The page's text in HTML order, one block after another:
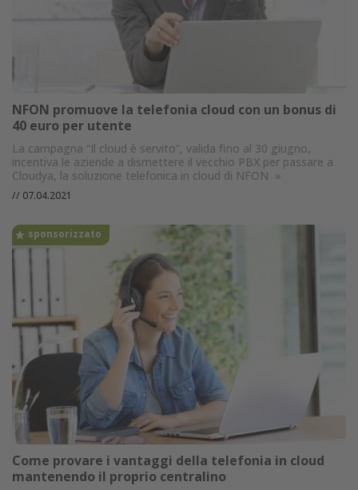
NFON promuove la telefonia cloud con un bonus di
40 euro per utente
La campagna “Il cloud è servito”, valida fino al 30 giugno,
incentiva le aziende a dismettere il vecchio PBX per passare a
Cloudya, la soluzione telefonica in cloud di NFON »
// 07.04.2021
Come provare i vantaggi della telefonia in cloud
mantenendo il proprio centralino